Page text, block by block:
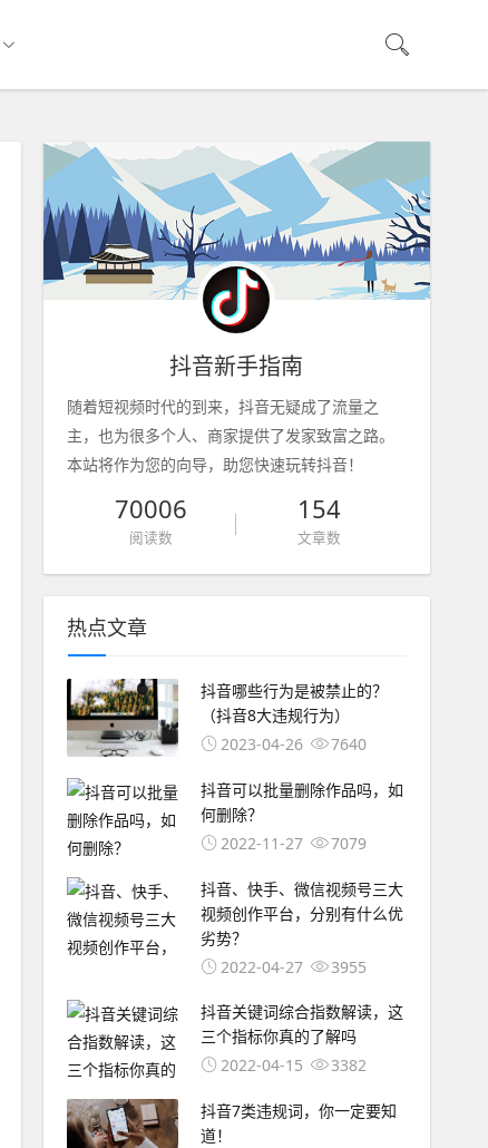
抖音新手指南
随着短视频时代的到来，抖音无疑成了流量之
主，也为很多个人、商家提供了发家致富之路。
本站将作为您的向导，助您快速玩转抖音！
70006
阅读数
154
文章数
热点文章
抖音哪些行为是被禁止的？
（抖音8大违规行为）
2023-04-26
7640
抖音可以批量删除作品吗，如
何删除？
2022-11-27
7079
抖音、快手、微信视频号三大
视频创作平台，分别有什么优
劣势？
2022-04-27
3955
抖音关键词综合指数解读，这
三个指标你真的了解吗
2022-04-15
3382
抖音7类违规词，你一定要知
道！